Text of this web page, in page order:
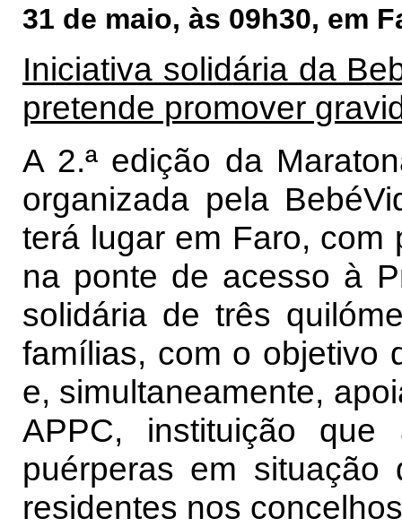
31 de maio, às 09h30, em
Iniciativa solidária da
pretende promover
A 2.ª edição da
organizada pela
terá lugar em Faro, com
na ponte de acesso à
solidária de três
famílias, com o objetivo
e, simultaneamente,
APPC, instituição que
puérperas em
residentes nos